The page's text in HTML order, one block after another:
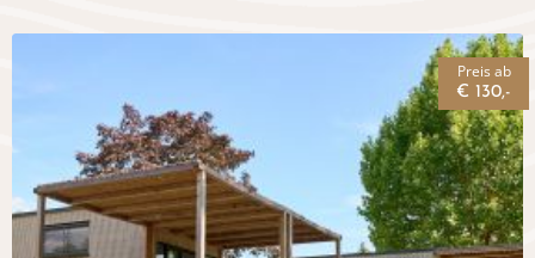
Preis ab
€ 130,-